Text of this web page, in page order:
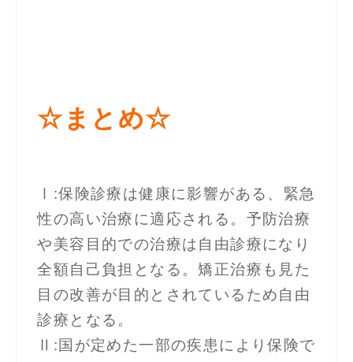
☆まとめ☆
Ⅰ:保険診療は健康に影響がある、緊急
性の高い治療に適応される。予防治療
や美容目的での治療は自由診療になり
全額自己負担となる。矯正治療も見た
目の改善が目的とされているため自由
診療となる。
Ⅱ:国が定めた一部の疾患により保険で